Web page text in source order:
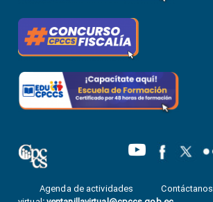
Agenda de actividades Contáctanos